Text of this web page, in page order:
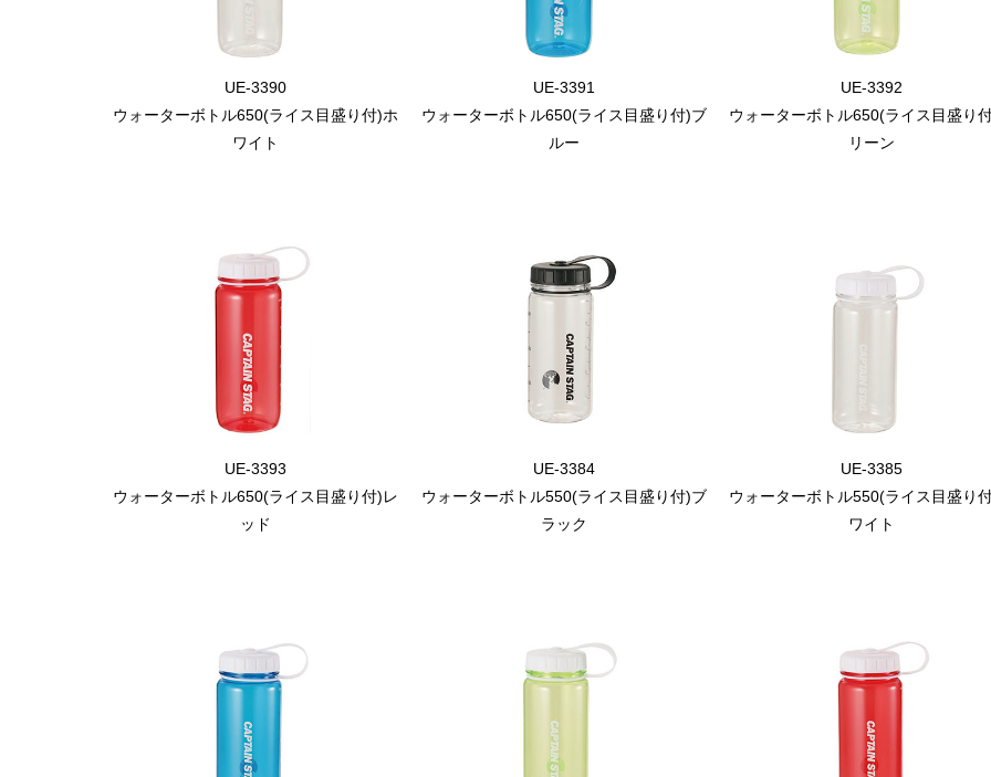
UE-3390
ウォーターボトル650(ライス目盛り付)ホ
ワイト
UE-3391
ウォーターボトル650(ライス目盛り付)ブ
ルー
UE-3392
ウォーターボトル650(ライス目盛り
リーン
UE-3393
ウォーターボトル650(ライス目盛り付)レ
ッド
UE-3384
ウォーターボトル550(ライス目盛り付)ブ
ラック
UE-3385
ウォーターボトル550(ライス目盛り
ワイト